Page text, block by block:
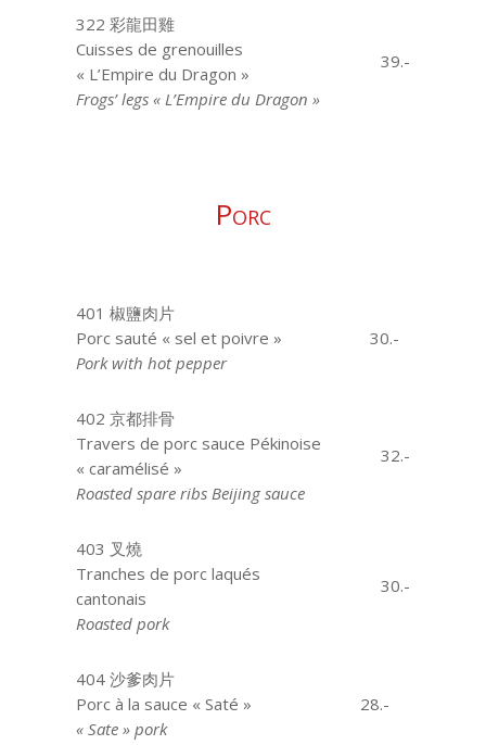
322 彩龍田雞
Cuisses de grenouilles
« L’Empire du Dragon »
Frogs’ legs « L’Empire du Dragon »
39.-
Porc
401 椒鹽肉片
Porc sauté « sel et poivre »
Pork with hot pepper
30.-
402 京都排骨
Travers de porc sauce Pékinoise
« caramélisé »
Roasted spare ribs Beijing sauce
32.-
403 叉燒
Tranches de porc laqués
cantonais
Roasted pork
30.-
404 沙爹肉片
Porc à la sauce « Saté »
« Sate » pork
28.-